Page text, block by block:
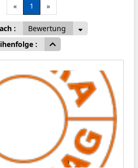
« 1 »
:
Bewertung
: